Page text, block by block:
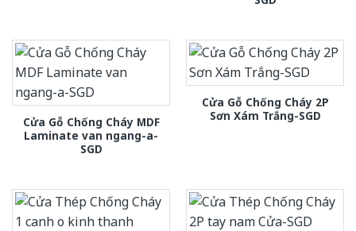
Cửa Gỗ Chống Cháy MDF
Laminate van ngang-a-
SGD
Cửa Gỗ Chống Cháy 2P
Sơn Xám Trắng-SGD